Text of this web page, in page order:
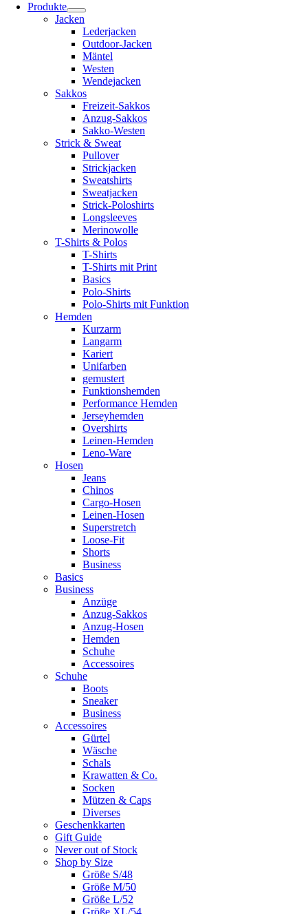
Produkte
Jacken
Lederjacken
Outdoor-Jacken
Mäntel
Westen
Wendejacken
Sakkos
Freizeit-Sakkos
Anzug-Sakkos
Sakko-Westen
Strick & Sweat
Pullover
Strickjacken
Sweatshirts
Sweatjacken
Strick-Poloshirts
Longsleeves
Merinowolle
T-Shirts & Polos
T-Shirts
T-Shirts mit Print
Basics
Polo-Shirts
Polo-Shirts mit Funktion
Hemden
Kurzarm
Langarm
Kariert
Unifarben
gemustert
Funktionshemden
Performance Hemden
Jerseyhemden
Overshirts
Leinen-Hemden
Leno-Ware
Hosen
Jeans
Chinos
Cargo-Hosen
Leinen-Hosen
Superstretch
Loose-Fit
Shorts
Business
Basics
Business
Anzüge
Anzug-Sakkos
Anzug-Hosen
Hemden
Schuhe
Accessoires
Schuhe
Boots
Sneaker
Business
Accessoires
Gürtel
Wäsche
Schals
Krawatten & Co.
Socken
Mützen & Caps
Diverses
Geschenkkarten
Gift Guide
Never out of Stock
Shop by Size
Größe S/48
Größe M/50
Größe L/52
Größe XL/54